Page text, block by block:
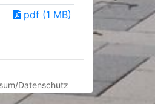
pdf (1 MB)
Datenschutz